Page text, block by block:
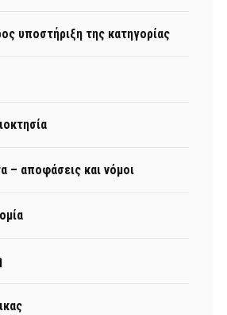
υποστήριξη της κατηγορίας
– αποφάσεις και νόμοι